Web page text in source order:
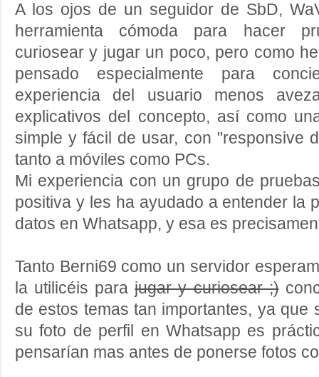
A los ojos de un seguidor de SbD,
herramienta cómoda para hacer
curiosear y jugar un poco, pero como
pensado especialmente para
experiencia del usuario menos
explicativos del concepto, así como
simple y fácil de usar, con "responsive
tanto a móviles como PCs.
Mi experiencia con un grupo de
positiva y les ha ayudado a entender la
datos en Whatsapp, y esa es
Tanto Berni69 como un servidor
la utilicéis parajugar y curiosear ;)
de estos temas tan importantes, ya que
su foto de perfil en Whatsapp es
pensarían mas antes de ponerse fotos